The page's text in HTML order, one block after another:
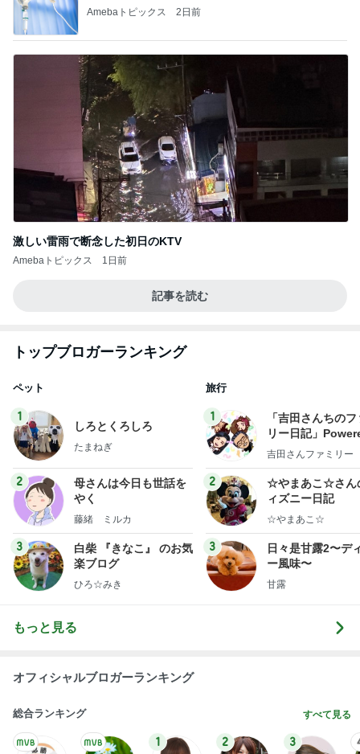
Amebaトピックス 2日前
激しい雷雨で断念した初日のKTV
Amebaトピックス 1日前
記事を読む
トップブロガーランキング
ペット
1
しろとくろしろ
たまねぎ
2
母さんは今日も世話を
やく
藤緒 ミルカ
3
白柴 『きなこ』 のお気
楽ブログ
ひろ☆みき
旅行
1
「吉田さんちの
リー日記」
y Ameba 吉田さ
ログ
吉田さんファミリー
2
☆やまあこ☆さん
ィズニー日記
☆やまあこ☆
3
日々是甘露2〜デ
ー風味〜
甘露
もっと見る
オフィシャルブロガーランキング
総合ランキング すべて見る
1 2 3